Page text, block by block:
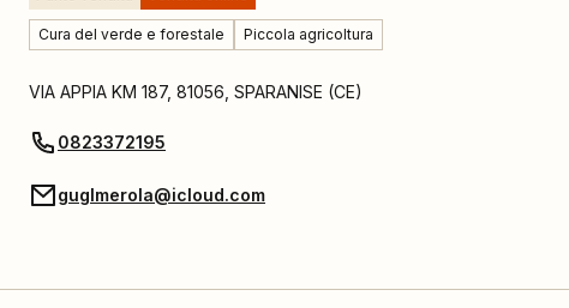
Cura del verde e forestale Piccola agricoltura
VIA APPIA KM 187, 81056 SPARANISE (CE)
0823372195
guglmerola@icloud.com